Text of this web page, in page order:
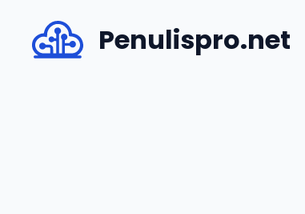
content
Penulispro.net